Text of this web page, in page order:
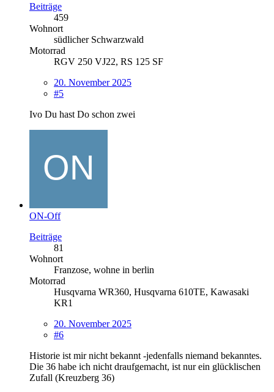
Beiträge
459
Wohnort
südlicher Schwarzwald
Motorrad
RGV 250 VJ22, RS 125 SF
20. November 2025
#5
Ivo Du hast Do schon zwei
ON-Off
Beiträge
81
Wohnort
Franzose, wohne in berlin
Motorrad
Husqvarna WR360, Husqvarna 610TE, Kawasaki
KR1
20. November 2025
#6
Historie ist mir nicht bekannt -jedenfalls niemand bekanntes.
Die 36 habe ich nicht draufgemacht, ist nur ein glücklischen
Zufall (Kreuzberg 36)